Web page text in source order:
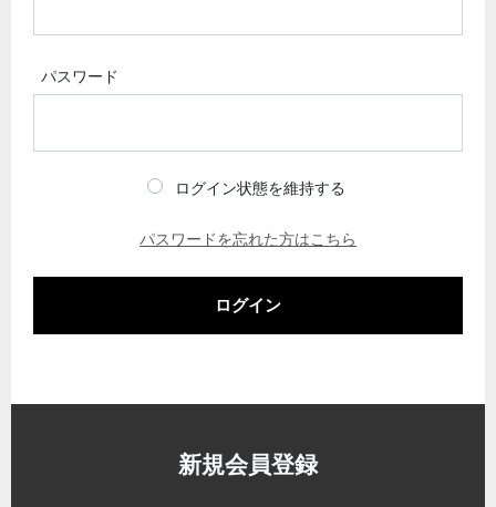
パスワード
ログイン状態を維持する
パスワードを忘れた方はこちら
ログイン
新規会員登録